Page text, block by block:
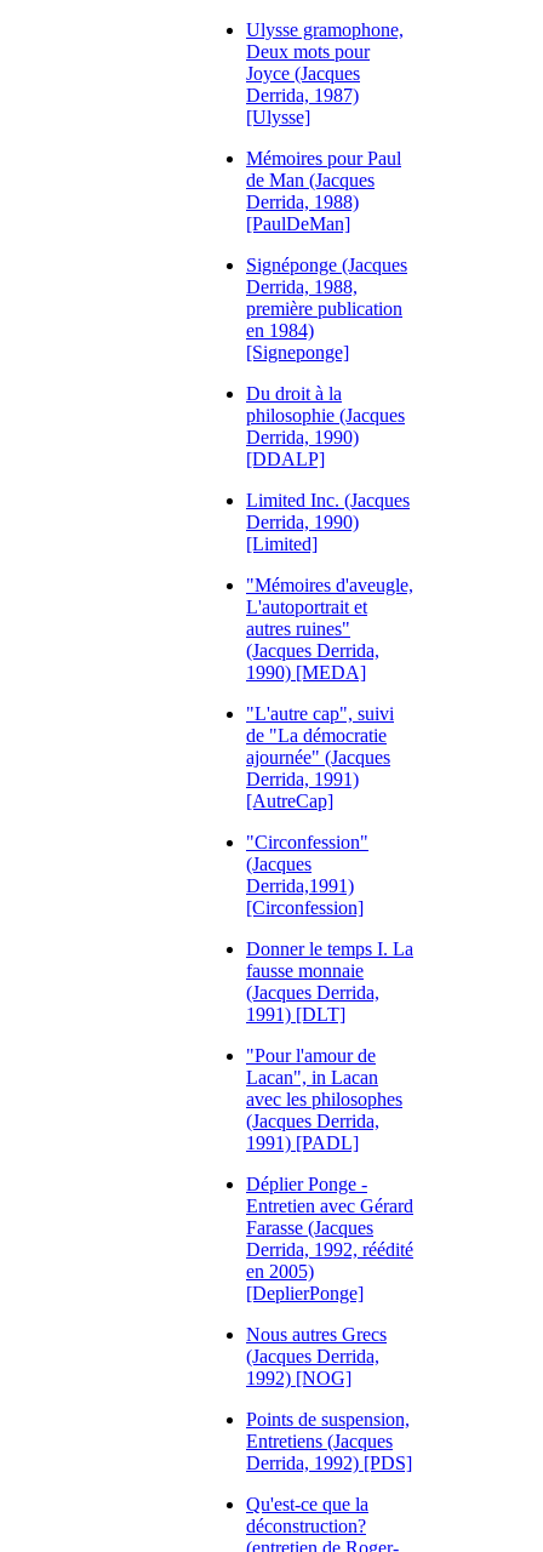
Ulysse gramophone,
Deux mots pour
Joyce (Jacques
Derrida, 1987)
[Ulysse]
Mémoires pour Paul
de Man (Jacques
Derrida, 1988)
[PaulDeMan]
Signéponge (Jacques
Derrida, 1988,
première publication
en 1984)
[Signeponge]
Du droit à la
philosophie (Jacques
Derrida, 1990)
[DDALP]
Limited Inc. (Jacques
Derrida, 1990)
[Limited]
"Mémoires d'aveugle,
L'autoportrait et
autres ruines"
(Jacques Derrida,
1990) [MEDA]
"L'autre cap", suivi
de "La démocratie
ajournée" (Jacques
Derrida, 1991)
[AutreCap]
"Circonfession"
(Jacques
Derrida,1991)
[Circonfession]
Donner le temps I. La
fausse monnaie
(Jacques Derrida,
1991) [DLT]
"Pour l'amour de
Lacan", in Lacan
avec les philosophes
(Jacques Derrida,
1991) [PADL]
Déplier Ponge -
Entretien avec Gérard
Farasse (Jacques
Derrida, 1992, réédité
en 2005)
[DeplierPonge]
Nous autres Grecs
(Jacques Derrida,
1992) [NOG]
Points de suspension,
Entretiens (Jacques
Derrida, 1992) [PDS]
Qu'est-ce que la
déconstruction?
(entretien de Roger-